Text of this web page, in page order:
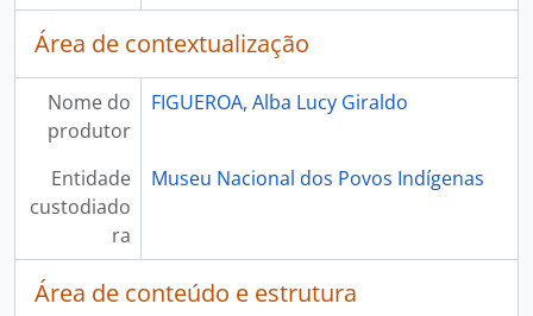
Área de contextualização
Nome do
produtor
FIGUEROA, Alba Lucy Giraldo
Entidade
custodiado
ra
Museu Nacional dos Povos Indígenas
Área de conteúdo e estrutura